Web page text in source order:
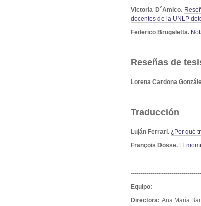
Victoria D´Amico.
docentes de la UNLP
Federico Brugaletta.
Reseñas de
Lorena Cardona
Traducción
Luján Ferrari.¿Por qué
François Dosse. El
Equipo:
Directora:Ana María